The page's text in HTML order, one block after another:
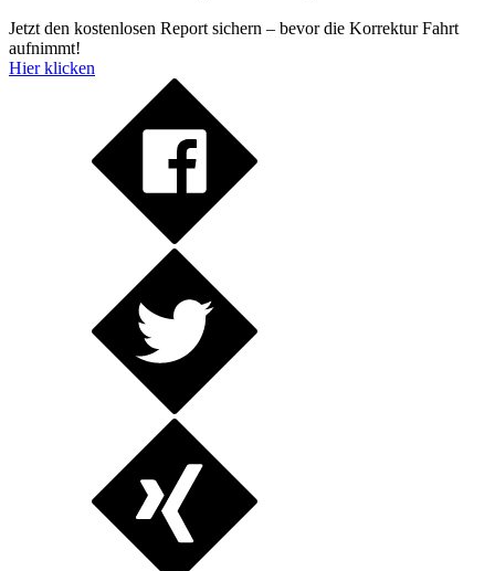
Jetzt den kostenlosen Report sichern – bevor die Korrektur Fahrt
aufnimmt!
Hier klicken